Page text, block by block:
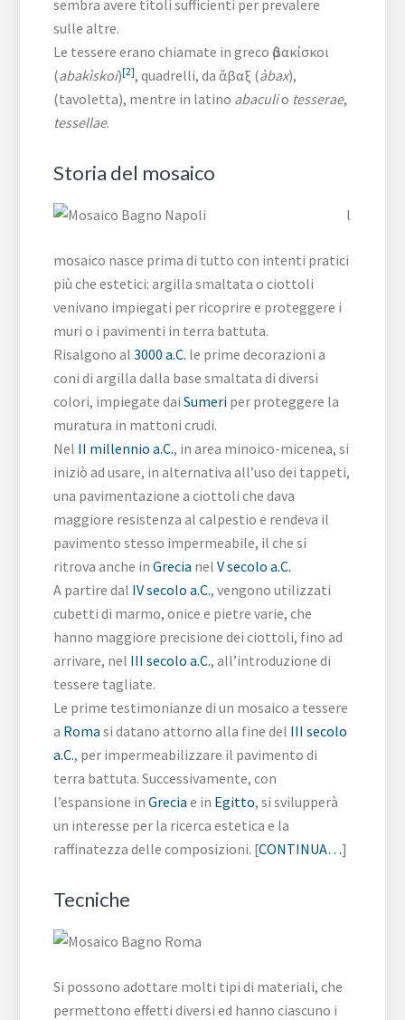
sembra avere titoli sufficienti per prevalere
sulle altre.
Le tessere erano chiamate in greco ἀβακίσκοι
(abakìskoi)[2], quadrelli, da ἄβαξ (àbax),
(tavoletta), mentre in latino abaculio tesserae,
tessellae.
Storia del mosaico
l
mosaico nasce prima di tutto con intenti pratici
più che estetici: argilla smaltata o ciottoli
venivano impiegati per ricoprire e proteggere i
muri o i pavimenti in terra battuta.
Risalgono al3000 a.C. le prime decorazioni a
coni di argilla dalla base smaltata di diversi
colori, impiegate daiSumeri per proteggere la
muratura in mattoni crudi.
Nel II millennio a.C., in area minoico-micenea, si
iniziò ad usare, in alternativa all’uso dei tappeti,
una pavimentazione a ciottoli che dava
maggiore resistenza al calpestio e rendeva il
pavimento stesso impermeabile, il che si
ritrova anche inGrecia nelV secolo a.C.
A partire dal IV secolo a.C., vengono utilizzati
cubetti di marmo, onice e pietre varie, che
hanno maggiore precisione dei ciottoli, fino ad
arrivare, nel III secolo a.C., all’introduzione di
tessere tagliate.
Le prime testimonianze di un mosaico a tessere
a Roma si datano attorno alla fine del III secolo
a.C., per impermeabilizzare il pavimento di
terra battuta. Successivamente, con
l’espansione inGrecia e in Egitto, si svilupperà
un interesse per la ricerca estetica e la
raffinatezza delle composizioni. [CONTINUA…]
Tecniche
Si possono adottare molti tipi di materiali, che
permettono effetti diversi ed hanno ciascuno i